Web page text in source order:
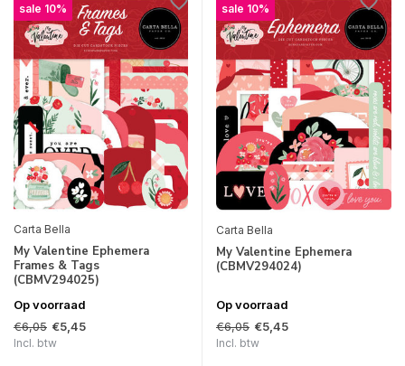
sale 10%
Carta Bella
My Valentine Ephemera
Frames & Tags
(CBMV294025)
Op voorraad
€6,05 €5,45
Incl. btw
sale 10%
Carta Bella
My Valentine Ephemera
(CBMV294024)
Op voorraad
€6,05 €5,45
Incl. btw